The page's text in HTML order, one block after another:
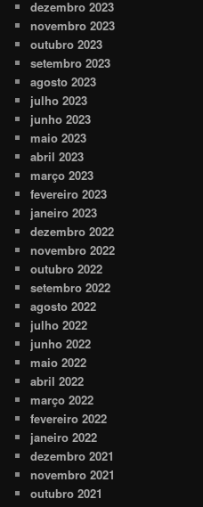
dezembro 2023
novembro 2023
outubro 2023
setembro 2023
agosto 2023
julho 2023
junho 2023
maio 2023
abril 2023
março 2023
fevereiro 2023
janeiro 2023
dezembro 2022
novembro 2022
outubro 2022
setembro 2022
agosto 2022
julho 2022
junho 2022
maio 2022
abril 2022
março 2022
fevereiro 2022
janeiro 2022
dezembro 2021
novembro 2021
outubro 2021